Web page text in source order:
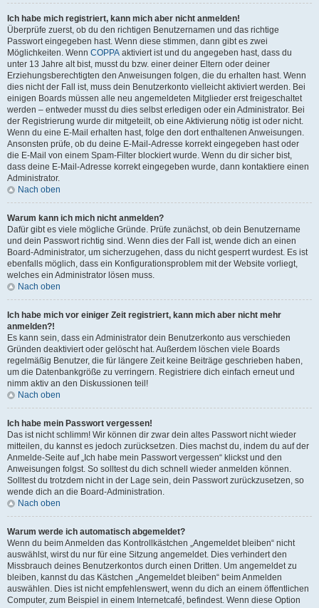
Ich habe mich registriert, kann mich aber nicht anmelden!
Überprüfe zuerst, ob du den richtigen Benutzernamen und das richtige
Passwort eingegeben hast. Wenn diese stimmen, dann gibt es zwei
Möglichkeiten. Wenn COPPA aktiviert ist und du angegeben hast, dass du
unter 13 Jahre alt bist, musst du bzw. einer deiner Eltern oder deiner
Erziehungsberechtigten den Anweisungen folgen, die du erhalten hast. Wenn
dies nicht der Fall ist, muss dein Benutzerkonto vielleicht aktiviert werden. Bei
einigen Boards müssen alle neu angemeldeten Mitglieder erst freigeschaltet
werden – entweder musst du dies selbst erledigen oder ein Administrator. Bei
der Registrierung wurde dir mitgeteilt, ob eine Aktivierung nötig ist oder nicht.
Wenn du eine E-Mail erhalten hast, folge den dort enthaltenen Anweisungen.
Ansonsten prüfe, ob du deine E-Mail-Adresse korrekt eingegeben hast oder
die E-Mail von einem Spam-Filter blockiert wurde. Wenn du dir sicher bist,
dass deine E-Mail-Adresse korrekt eingegeben wurde, dann kontaktiere einen
Administrator.
Nach oben
Warum kann ich mich nicht anmelden?
Dafür gibt es viele mögliche Gründe. Prüfe zunächst, ob dein Benutzername
und dein Passwort richtig sind. Wenn dies der Fall ist, wende dich an einen
Board-Administrator, um sicherzugehen, dass du nicht gesperrt wurdest. Es ist
ebenfalls möglich, dass ein Konfigurationsproblem mit der Website vorliegt,
welches ein Administrator lösen muss.
Nach oben
Ich habe mich vor einiger Zeit registriert, kann mich aber nicht mehr
anmelden?!
Es kann sein, dass ein Administrator dein Benutzerkonto aus verschieden
Gründen deaktiviert oder gelöscht hat. Außerdem löschen viele Boards
regelmäßig Benutzer, die für längere Zeit keine Beiträge geschrieben haben,
um die Datenbankgröße zu verringern. Registriere dich einfach erneut und
nimm aktiv an den Diskussionen teil!
Nach oben
Ich habe mein Passwort vergessen!
Das ist nicht schlimm! Wir können dir zwar dein altes Passwort nicht wieder
mitteilen, du kannst es jedoch zurücksetzen. Dies machst du, indem du auf der
Anmelde-Seite auf „Ich habe mein Passwort vergessen“ klickst und den
Anweisungen folgst. So solltest du dich schnell wieder anmelden können.
Solltest du trotzdem nicht in der Lage sein, dein Passwort zurückzusetzen, so
wende dich an die Board-Administration.
Nach oben
Warum werde ich automatisch abgemeldet?
Wenn du beim Anmelden das Kontrollkästchen „Angemeldet bleiben“ nicht
auswählst, wirst du nur für eine Sitzung angemeldet. Dies verhindert den
Missbrauch deines Benutzerkontos durch einen Dritten. Um angemeldet zu
bleiben, kannst du das Kästchen „Angemeldet bleiben“ beim Anmelden
auswählen. Dies ist nicht empfehlenswert, wenn du dich an einem öffentlichen
Computer, zum Beispiel in einem Internetcafé, befindest. Wenn diese Option